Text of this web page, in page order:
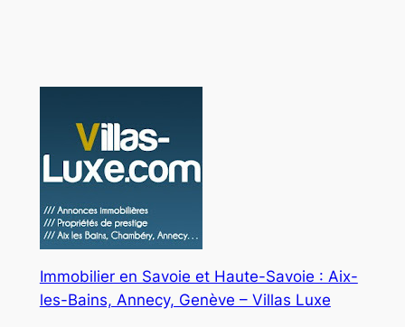
Immobilier en Savoie et Haute-Savoie : Aix-
les-Bains, Annecy, Genève – Villas Luxe